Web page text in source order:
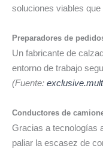
soluciones viables
Preparadores de
Un fabricante de
entorno de trabajo
(Fuente:
Conductores de
Gracias a tecnologías
paliar la escasez de